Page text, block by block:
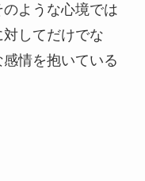
ような心境では
してだけでな
情を抱いている